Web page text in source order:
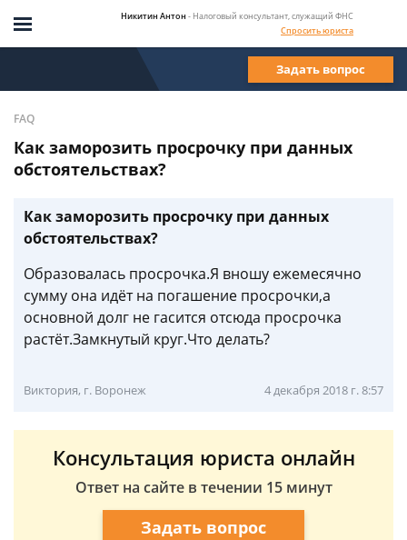
Никитин Антон - Налоговый консультант, служащий ФНС
Спросить юриста
Задать вопрос
FAQ
Как заморозить просрочку при данных
обстоятельствах?
Как заморозить просрочку при данных
обстоятельствах?
Образовалась просрочка.Я вношу ежемесячно
сумму она идёт на погашение просрочки,а
основной долг не гасится отсюда просрочка
растёт.Замкнутый круг.Что делать?
Виктория, г. Воронеж 4 декабря 2018 г. 8:57
Консультация юриста онлайн
Ответ на сайте в течении 15 минут
Задать вопрос